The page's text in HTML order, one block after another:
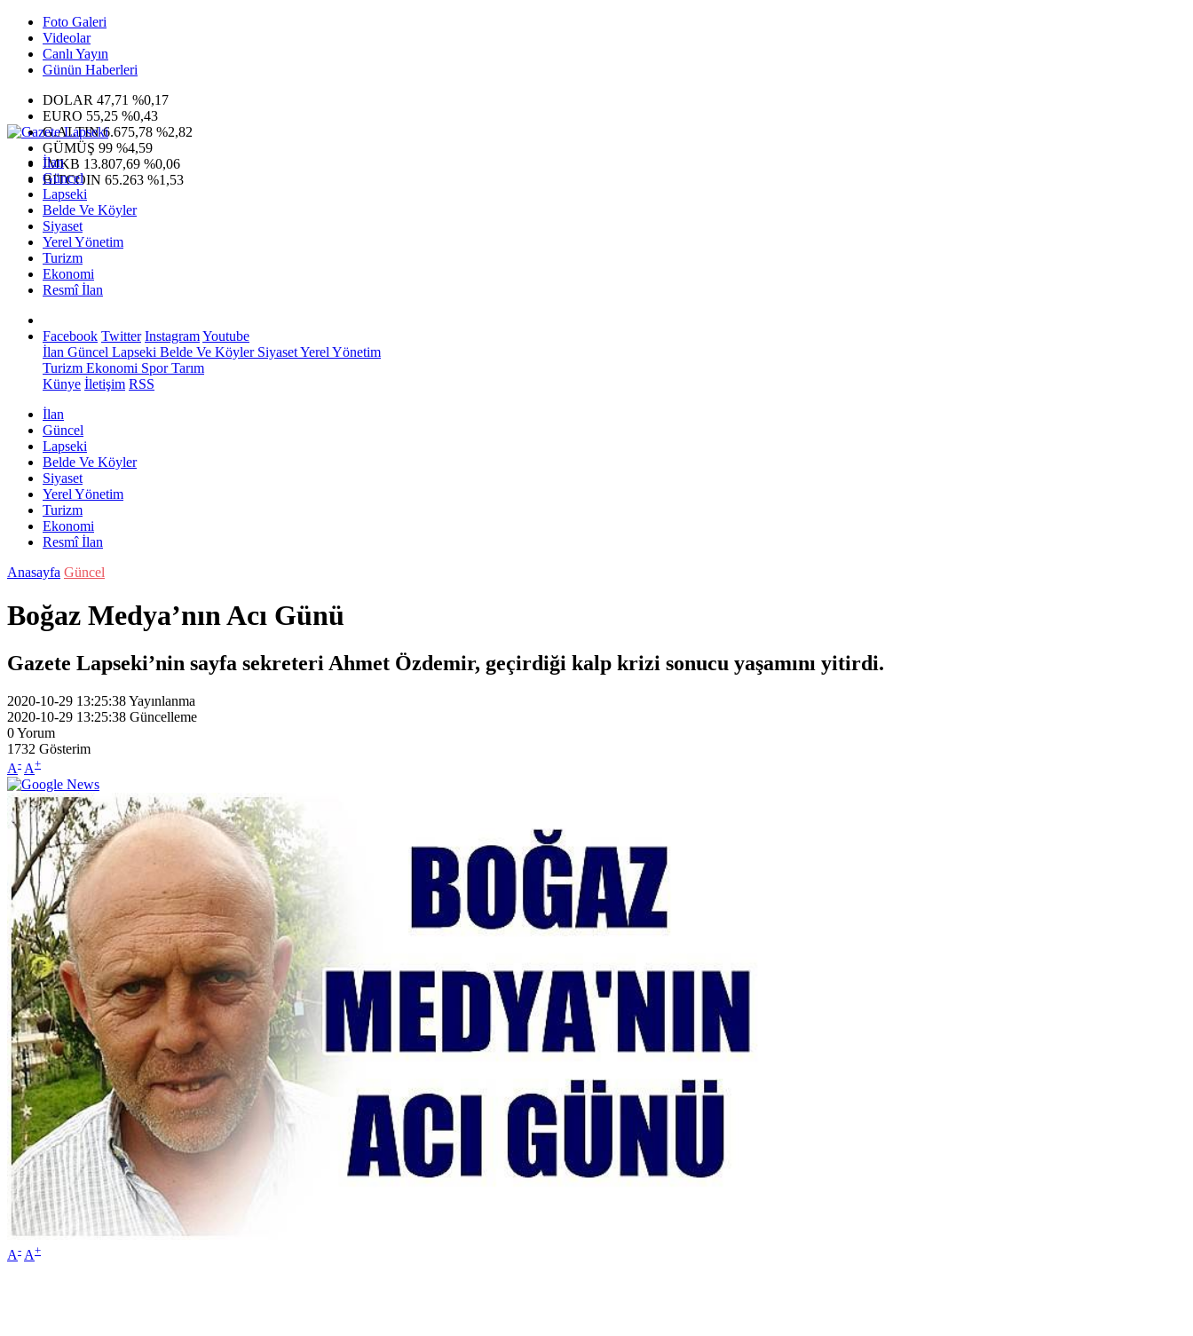
Foto Galeri
Videolar
Canlı Yayın
Günün Haberleri
DOLAR 47,71 %0,17
EURO 55,25 %0,43
G.ALTIN6.675,78 %2,82
GÜMÜŞ 99 %4,59
IMKB 13.807,69 %0,06
BITCOIN 65.263 %1,53
İlan
Güncel
Lapseki
Belde Ve Köyler
Siyaset
Yerel Yönetim
Turizm
Ekonomi
Resmî İlan
Facebook Twitter InstagramYoutube
İlan Güncel Lapseki Belde Ve KöylerSiyasetYerel Yönetim
Turizm Ekonomi SporTarım
Künye İletişim RSS
İlan
Güncel
Lapseki
Belde Ve Köyler
Siyaset
Yerel Yönetim
Turizm
Ekonomi
Resmî İlan
Anasayfa Güncel
Boğaz Medya’nın Acı Günü
Gazete Lapseki’nin sayfa sekreteri Ahmet Özdemir, geçirdiği kalp krizi sonucu yaşamını yitirdi.
2020-10-29 13:25:38Yayınlanma
2020-10-29 13:25:38 Güncelleme
0Yorum
1732 Gösterim
A- A+
A- A+